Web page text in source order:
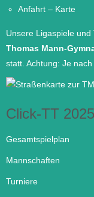
Anfahrt – Karte
Unsere Ligaspiele
Thomas Mann-
statt. Achtung: Je
Click-TT
Gesamtspielplan
Mannschaften
Turniere